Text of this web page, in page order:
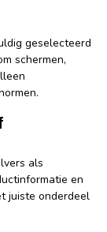
geselecteerd
schermen,
als
en
juiste onderdeel